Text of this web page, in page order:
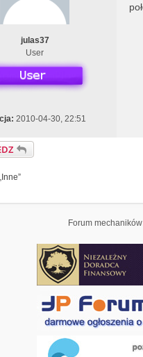
julas37
User
2010-04-30, 22:51
Forum